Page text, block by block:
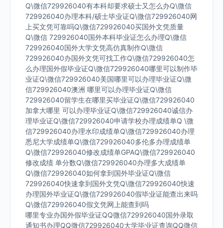
Q\微信729926040有本科却要求硕士又怎么办Q\微信
729926040办理本科/硕士毕业证Q\微信729926040网
上买文凭可靠吗Q\微信729926040买国外文凭质量
Q\微信 729926040国外本科毕业证怎么办理Q\微信
729926040国外大学文凭高仿真制作Q\微信
729926040办国外文凭可找工作Q\微信729926040怎
么办理国外假毕业证Q\微信729926040哪里可以制作毕
业证Q\微信729926040美国哪里可以办理毕业证Q\微
信729926040澳洲 哪里可以办理毕业证Q\微信
729926040留学生在哪里买毕业证Q\微信729926040
加拿大哪里 可以办理毕业证Q\微信729926040诚信办
理毕业证Q\微信729926040申请学校办理成绩单Q \微
信729926040办理水印成绩单Q\微信729926040办理
悉尼大学成绩单Q\微信729926040多伦多办理成绩单
Q\微信729926040修改成绩单GPAQ\微信729926040
修改成绩 单分数Q\微信729926040办理多大成绩单
Q\微信729926040如何拿到国外毕业证Q\微信
729926040快速拿到国外文凭Q\微信729926040快速
办理国外毕业证Q\微信729926040假毕业证能查出来吗
Q\微信729926040假文凭网上能查到吗
哪里专业办国外假毕业证QQ微信729926040国外录取
通知书办理QQ微信729926040大学毕业证查询QQ微信